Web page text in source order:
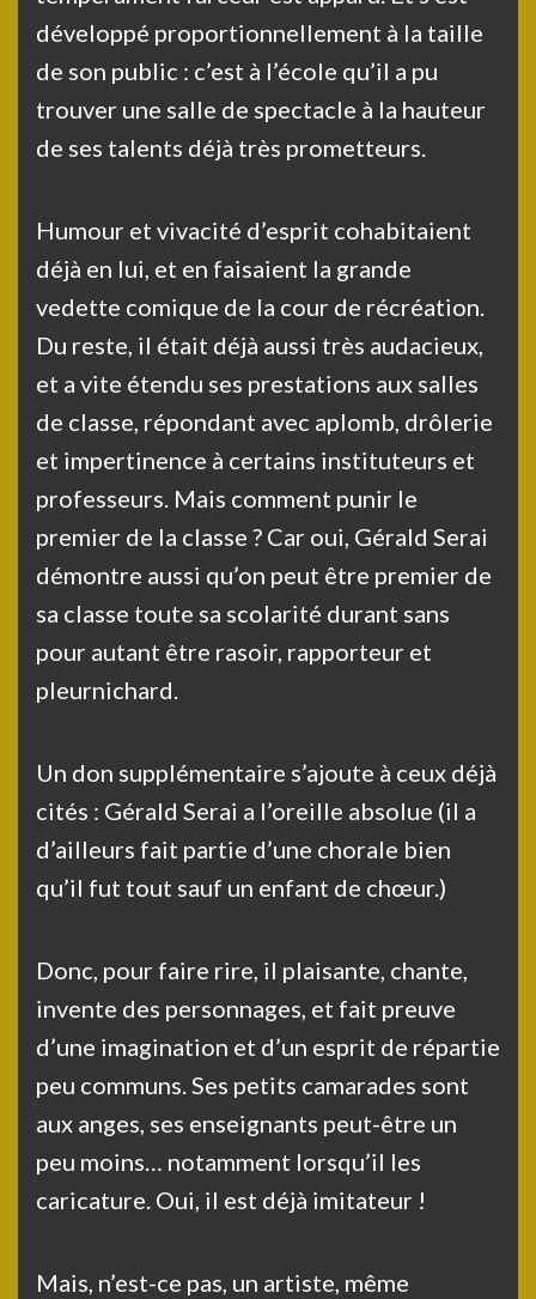
développé proportionnellement à la taille
de son public : c’est à l’école qu’il a pu
trouver une salle de spectacle à la hauteur
de ses talents déjà très prometteurs.
Humour et vivacité d’esprit cohabitaient
déjà en lui, et en faisaient la grande
vedette comique de la cour de récréation.
Du reste, il était déjà aussi très audacieux,
et a vite étendu ses prestations aux salles
de classe, répondant avec aplomb, drôlerie
et impertinence à certains instituteurs et
professeurs. Mais comment punir le
premier de la classe ? Car oui, Gérald Serai
démontre aussi qu’on peut être premier de
sa classe toute sa scolarité durant sans
pour autant être rasoir, rapporteur et
pleurnichard.
Un don supplémentaire s’ajoute à ceux déjà
cités : Gérald Serai a l’oreille absolue (il a
d’ailleurs fait partie d’une chorale bien
qu’il fut tout sauf un enfant de chœur.)
Donc, pour faire rire, il plaisante, chante,
invente des personnages, et fait preuve
d’une imagination et d’un esprit de répartie
peu communs. Ses petits camarades sont
aux anges, ses enseignants peut-être un
peu moins… notamment lorsqu’il les
caricature. Oui, il est déjà imitateur !
Mais, n’est-ce pas, un artiste, même